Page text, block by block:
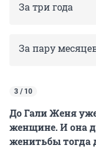
За три года
За пару
3 / 10
До Гали Женя
женщине. И она
женитьбы тогда